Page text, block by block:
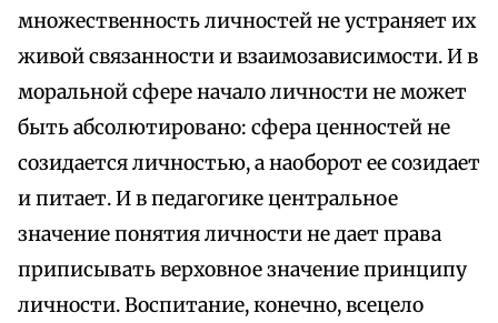
множественность личностей не устраняет их
живой связанности и взаимозависимости. И в
моральной сфере начало личности не может
быть абсолютировано: сфера ценностей не
созидается личностью, а наоборот ее созидает
и питает. И в педагогике центральное
значение понятия личности не дает права
приписывать верховное значение принципу
личности. Воспитание, конечно, всецело